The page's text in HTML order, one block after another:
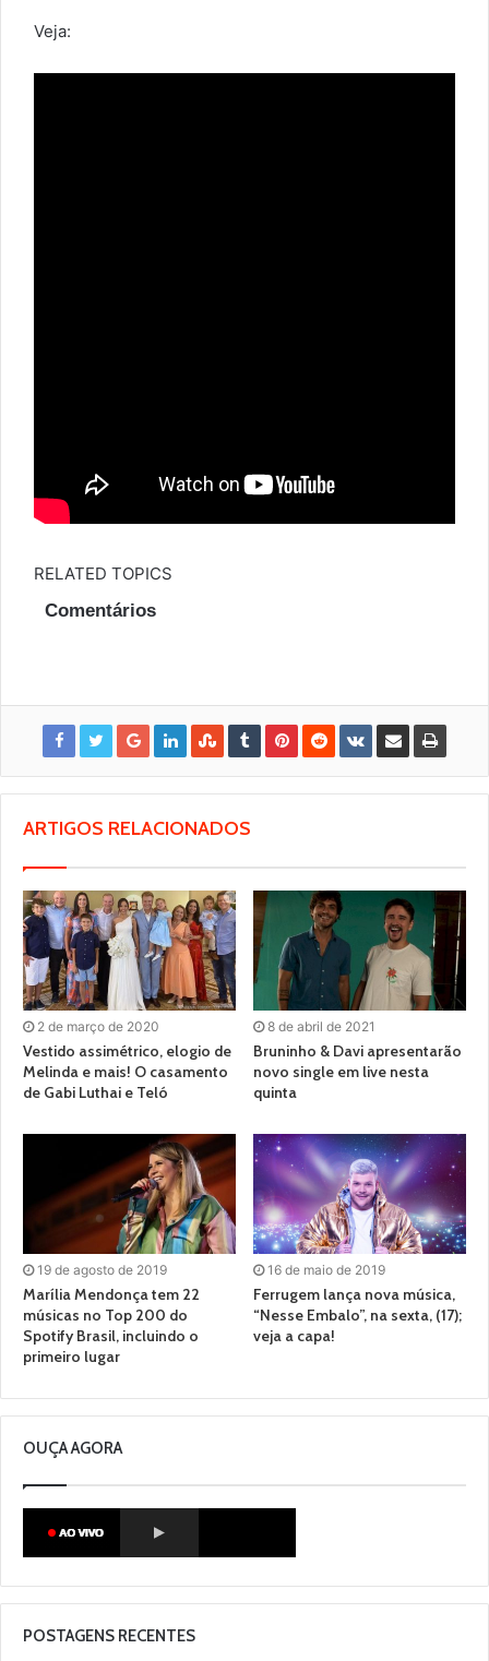
Veja:
RELATED TOPICS
Comentários
ARTIGOS RELACIONADOS
2 de março de 2020
Vestido assimétrico, elogio de
Melinda e mais! O casamento
de Gabi Luthai e Teló
8 de abril de 2021
Bruninho & Davi apresentarão
novo single em live nesta
quinta
19 de agosto de 2019
Marília Mendonça tem 22
músicas no Top 200 do
Spotify Brasil, incluindo o
primeiro lugar
16 de maio de 2019
Ferrugem lança nova música,
“Nesse Embalo”, na sexta, (17);
veja a capa!
OUÇA AGORA
POSTAGENS RECENTES